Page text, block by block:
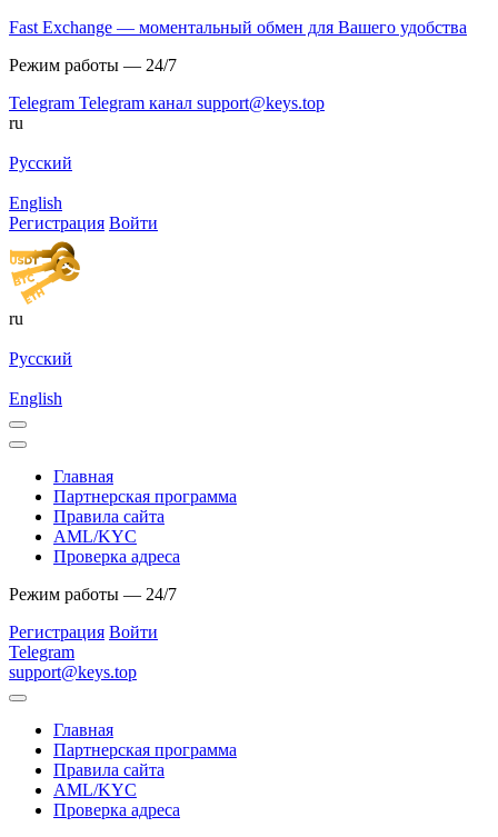
Fast Exchange — моментальный обмен для Вашего удобства
Режим работы — 24/7
Telegram Telegram канал support@keys.top
ru
Русский
English
Регистрация Войти
ru
Русский
English
Главная
Партнерская программа
Правила сайта
AML/KYC
Проверка адреса
Режим работы — 24/7
Регистрация Войти
Telegram
support@keys.top
Главная
Партнерская программа
Правила сайта
AML/KYC
Проверка адреса